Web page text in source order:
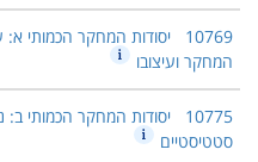
10769 יסודות המחקר הכמותי א:
המחקר ועיצובו
10775 יסודות המחקר הכמותי ב:
סטטיסטיים